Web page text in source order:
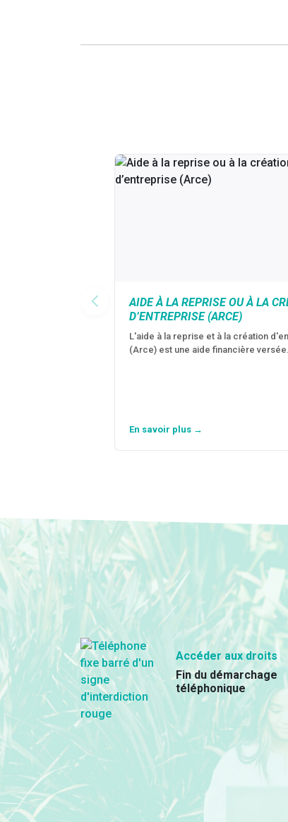
AIDE À LA REPRISE OU À LA
D’ENTREPRISE (ARCE)
L'aide à la reprise et à la création
(Arce) est une aide financière
En savoir plus →
Accéder aux droits
Fin du démarchage
téléphonique